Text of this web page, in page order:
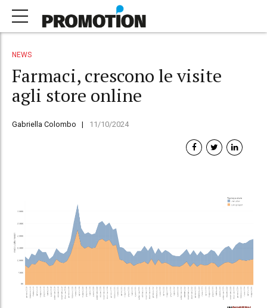
NEWS
Farmaci, crescono le visite
agli store online
Gabriella Colombo 11/10/2024